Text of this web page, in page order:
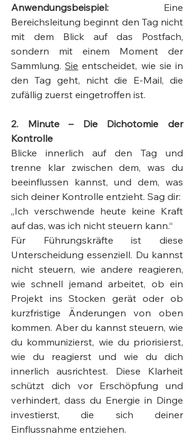
Anwendungsbeispiel: Eine
Bereichsleitung beginnt den Tag nicht
mit dem Blick auf das Postfach,
sondern mit einem Moment der
Sammlung. Sie entscheidet, wie sie in
den Tag geht, nicht die E-Mail, die
zufällig zuerst eingetroffen ist.
2. Minute – Die Dichotomie der
Kontrolle
Blicke innerlich auf den Tag und
trenne klar zwischen dem, was du
beeinflussen kannst, und dem, was
sich deiner Kontrolle entzieht. Sag dir:
„Ich verschwende heute keine Kraft
auf das, was ich nicht steuern kann.“
Für Führungskräfte ist diese
Unterscheidung essenziell. Du kannst
nicht steuern, wie andere reagieren,
wie schnell jemand arbeitet, ob ein
Projekt ins Stocken gerät oder ob
kurzfristige Änderungen von oben
kommen. Aber du kannst steuern, wie
du kommunizierst, wie du priorisierst,
wie du reagierst und wie du dich
innerlich ausrichtest. Diese Klarheit
schützt dich vor Erschöpfung und
verhindert, dass du Energie in Dinge
investierst, die sich deiner
Einflussnahme entziehen.